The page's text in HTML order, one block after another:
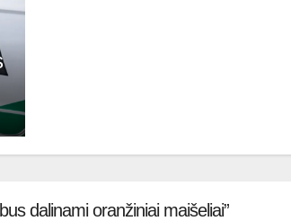
dalinami oranžiniai maišeliai”